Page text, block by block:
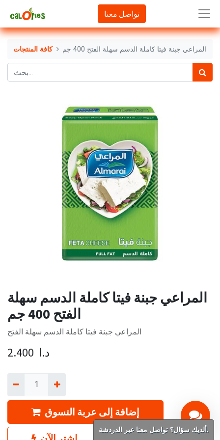
تواصل معنا
كافة المنتجات المراعي جبنة فيتا كاملة الدسم سهلة الفتح 400 جم
المراعي جبنة فيتا كاملة الدسم سهلة
الفتح 400 جم
المراعي جبنة فيتا كاملة الدسم سهلة الفتح
2.400 د.ا
إضافة إلى عربة التسوق
ألديك سؤال؟ تواصل معنا عبر الدردشة.